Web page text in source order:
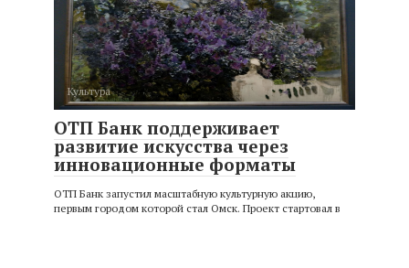
Культура
ОТП Банк поддерживает
развитие искусства через
инновационные форматы
ОТП Банк запустил масштабную культурную акцию,
первым городом которой стал Омск. Проект стартовал в